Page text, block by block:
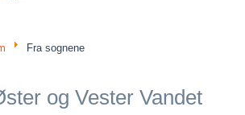
Fra sognene
og Vester Vandet